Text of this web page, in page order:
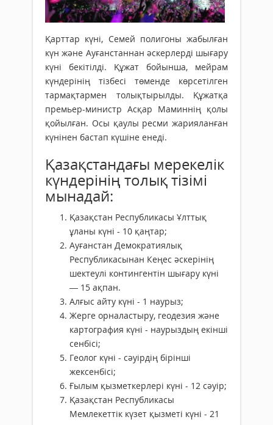
Қарттар күні, Семей полигоны жабылған
күн және Ауғанстаннан әскерлерді шығару
күні бекітілді. Құжат бойынша, мейрам
күндерінің тізбесі төменде көрсетілген
тармақтармен толықтырылды. Құжатқа
премьер-министр Асқар Маминнің қолы
қойылған. Осы қаулы ресми жарияланған
күнінен бастап күшіне енеді.
Қазақстандағы мерекелік
күндерінің толық тізімі
мынадай:
Қазақстан Республикасы Ұлттық
ұланы күні - 10 қаңтар;
Ауғанстан Демократиялық
Республикасынан Кеңес әскерінің
шектеулі контингентін шығару күні
— 15 ақпан.
Алғыс айту күні - 1 наурыз;
Жерге орналастыру, геодезия және
картография күні - наурыздың екінші
сенбісі;
Геолог күні - сәуірдің бірінші
жексенбісі;
Ғылым қызметкерлері күні - 12 сәуір;
Қазақстан Республикасы
Мемлекеттік күзет қызметі күні - 21